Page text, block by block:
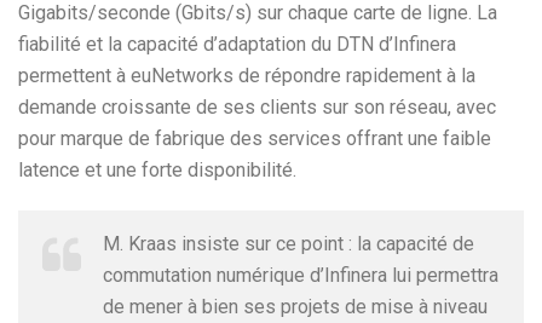
Gigabits/seconde (Gbits/s) sur chaque carte de ligne. La
fiabilité et la capacité d’adaptation du DTN d’Infinera
permettent à euNetworks de répondre rapidement à la
demande croissante de ses clients sur son réseau, avec
pour marque de fabrique des services offrant une faible
latence et une forte disponibilité.
M. Kraas insiste sur ce point : la capacité de
commutation numérique d’Infinera lui permettra
de mener à bien ses projets de mise à niveau